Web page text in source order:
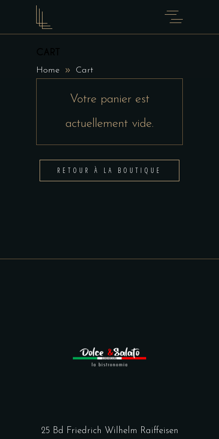
Home Cart
Votre panier est
actuellement vide.
RETOUR À LA BOUTIQUE
25 Bd Friedrich Wilhelm Raiffeisen